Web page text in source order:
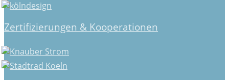
Zertifizierungen & Kooperationen